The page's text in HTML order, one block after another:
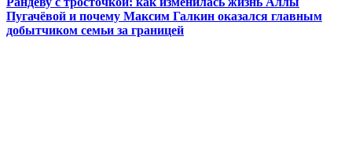
Пугачёвой и почему Максим Галкин оказался главным
добытчиком семьи за границей